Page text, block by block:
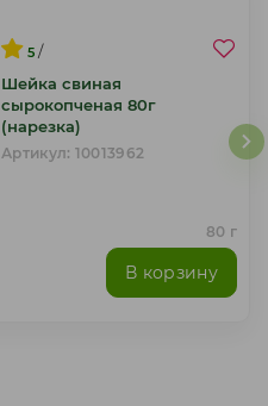
5 /
Шейка свиная
сырокопченая 80г
(нарезка)
Артикул: 10013962
80 г
В корзину